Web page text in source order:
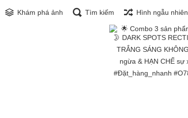
Khám phá ảnh Tìm kiếm Hình ngẫu nhiên